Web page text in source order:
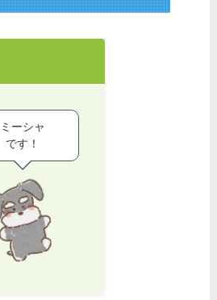
ミーシャ
です！